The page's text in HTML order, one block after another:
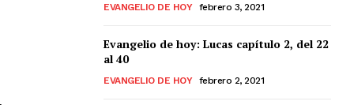
EVANGELIO DE HOY febrero 3, 2021
Evangelio de hoy: Lucas capítulo 2, del 22
al 40
EVANGELIO DE HOY febrero 2, 2021